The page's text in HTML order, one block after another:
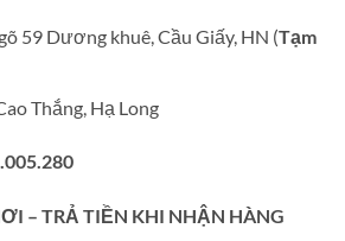
59 Dương khuê, Cầu Giấy, HN (Tạm
Thắng, Hạ Long
– TRẢ TIỀN KHI NHẬN HÀNG